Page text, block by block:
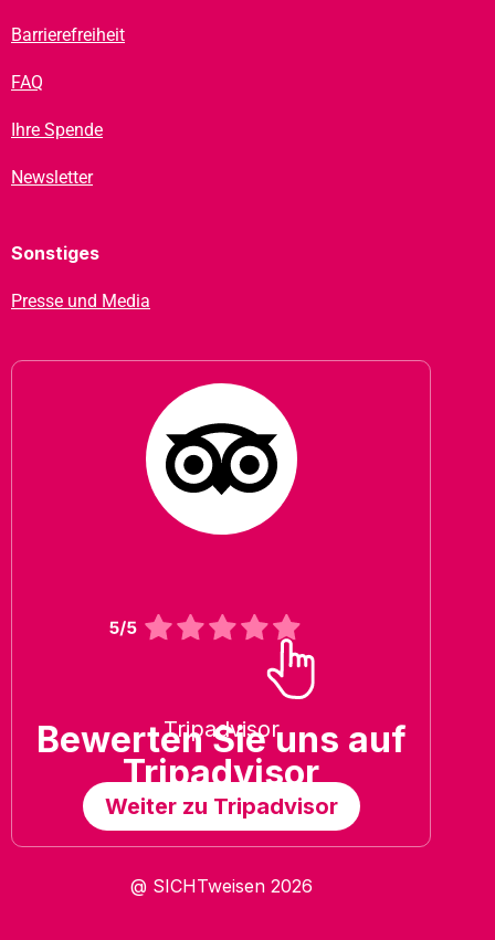
Barrierefreiheit
FAQ
Ihre Spende
Newsletter
Sonstiges
Presse und Media
Tripadvisor
Bewerten Sie uns auf
Tripadvisor
Weiter zu Tripadvisor
@ SICHTweisen 2026